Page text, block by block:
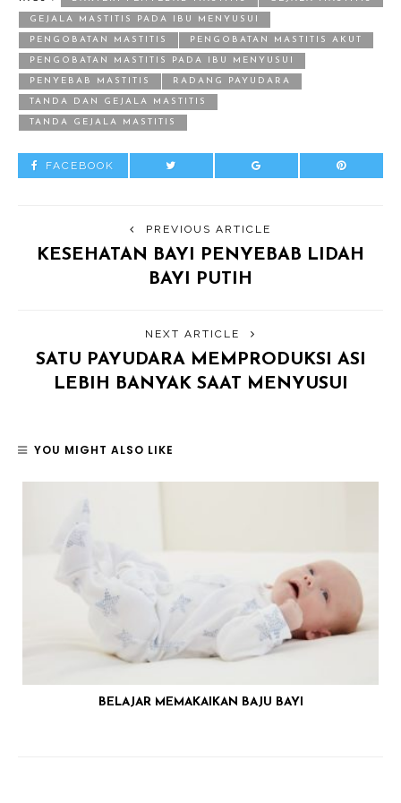
GEJALA MASTITIS PADA IBU MENYUSUI
PENGOBATAN MASTITIS PENGOBATAN MASTITIS AKUT
PENGOBATAN MASTITIS PADA IBU MENYUSUI
PENYEBAB MASTITIS RADANG PAYUDARA
TANDA DAN GEJALA MASTITIS
TANDA GEJALA MASTITIS
FACEBOOK
PREVIOUS ARTICLE
KESEHATAN BAYI PENYEBAB LIDAH
BAYI PUTIH
NEXT ARTICLE
SATU PAYUDARA MEMPRODUKSI ASI
LEBIH BANYAK SAAT MENYUSUI
YOU MIGHT ALSO LIKE
BELAJAR MEMAKAIKAN BAJU BAYI